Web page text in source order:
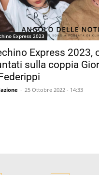
Express 2023
Express 2023,
sulla coppia
- 25 Ottobre 2022 - 14:33